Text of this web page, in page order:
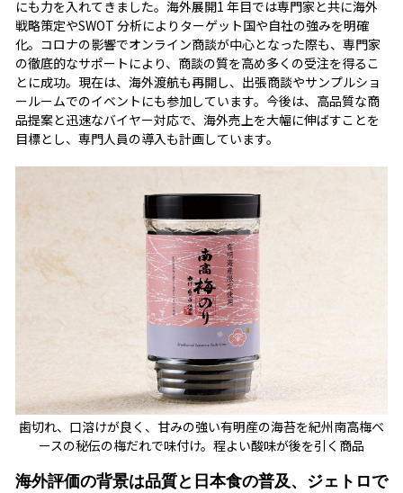
にも力を入れてきました。海外展開1 年目では専門家と共に海外
戦略策定やSWOT 分析によりターゲット国や自社の強みを明確
化。コロナの影響でオンライン商談が中心となった際も、専門家
の徹底的なサポートにより、商談の質を高め多くの受注を得るこ
とに成功。現在は、海外渡航も再開し、出張商談やサンプルショ
ールームでのイベントにも参加しています。今後は、高品質な商
品提案と迅速なバイヤー対応で、海外売上を大幅に伸ばすことを
目標とし、専門人員の導入も計画しています。
歯切れ、口溶けが良く、甘みの強い有明産の海苔を紀州南高梅ベ
ースの秘伝の梅だれで味付け。程よい酸味が後を引く商品
海外評価の背景は品質と日本食の普及、ジェトロで